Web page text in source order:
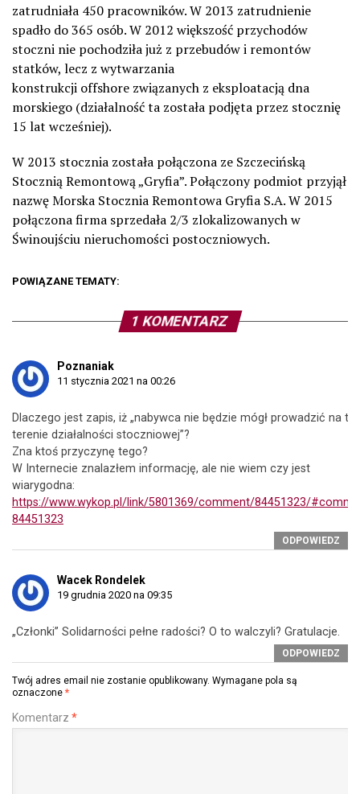
zatrudniała 450 pracowników. W 2013 zatrudnienie
spadło do 365 osób. W 2012 większość przychodów
stoczni nie pochodziła już z przebudów i remontów
statków, lecz z wytwarzania
konstrukcji offshore związanych z eksploatacją dna
morskiego (działalność ta została podjęta przez stocznię
15 lat wcześniej).
W 2013 stocznia została połączona ze Szczecińską
Stocznią Remontową „Gryfia”. Połączony podmiot przyjął
nazwę Morska Stocznia Remontowa Gryfia S.A. W 2015
połączona firma sprzedała 2/3 zlokalizowanych w
Świnoujściu nieruchomości postoczniowych.
POWIĄZANE TEMATY:
1 KOMENTARZ
Poznaniak
11 stycznia 2021 na 00:26
Dlaczego jest zapis, iż „nabywca nie będzie mógł prowadzić na
terenie działalności stoczniowej”?
Zna ktoś przyczynę tego?
W Internecie znalazłem informację, ale nie wiem czy jest
wiarygodna:
https://www.wykop.pl/link/5801369/comment/84451323/
84451323
ODPOWIEDZ
Wacek Rondelek
19 grudnia 2020 na 09:35
„Członki” Solidarności pełne radości? O to walczyli? Gratulacje.
ODPOWIEDZ
Twój adres email nie zostanie opublikowany. Wymagane pola są
oznaczone *
Komentarz *